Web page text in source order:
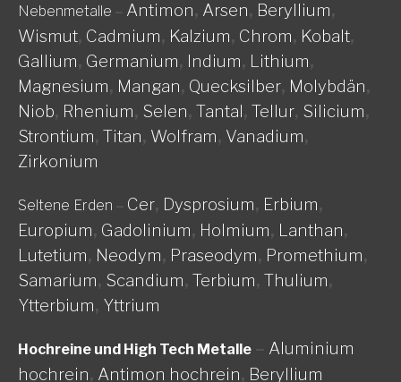
Nebenmetalle – Antimon, Arsen, Beryllium,
Wismut, Cadmium, Kalzium, Chrom, Kobalt,
Gallium, Germanium, Indium, Lithium,
Magnesium, Mangan, Quecksilber, Molybdän,
Niob, Rhenium, Selen, Tantal, Tellur, Silicium,
Strontium, Titan, Wolfram, Vanadium,
Zirkonium
Seltene Erden – Cer, Dysprosium, Erbium,
Europium, Gadolinium, Holmium, Lanthan,
Lutetium, Neodym, Praseodym, Promethium,
Samarium, Scandium, Terbium, Thulium,
Ytterbium, Yttrium
Hochreine und High Tech Metalle – Aluminium
hochrein, Antimon hochrein, Beryllium